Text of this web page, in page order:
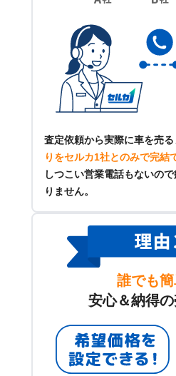
査定依頼から実際に車を売る
りをセルカ1社とのみで完結
しつこい営業電話もないの
りません。
誰でも
安心＆納得